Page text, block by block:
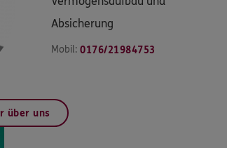
Absicherung
Mobil: 0176/21984753
über uns